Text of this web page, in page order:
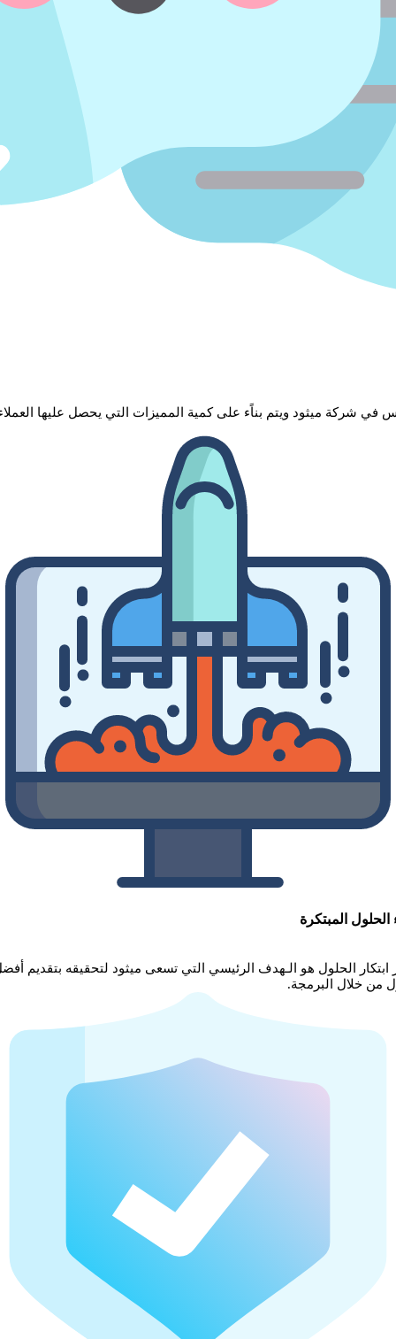
في شركة ميثود ويتم بناًء على كمية المميزات التي يحصل عليها
الحلول المبتكرة
ابتكار الحلول هو الـهدف الرئيسي التي تسعى ميثود لتحقيقه بتقديم
من خلال البرمجة.